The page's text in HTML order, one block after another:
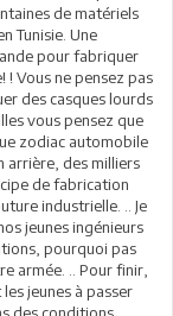
de matériels
Tunisie. Une
pour fabriquer
! Vous ne pensez pas
des casques lourds
vous pensez que
zodiac automobile
arrière, des milliers
de fabrication
industrielle. .. Je
jeunes ingénieurs
pourquoi pas
armée. .. Pour finir,
jeunes à passer